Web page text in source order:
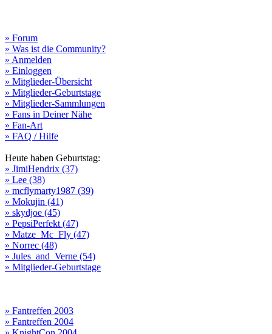
» Forum
» Was ist die Community?
» Anmelden
» Einloggen
» Mitglieder-Übersicht
» Mitglieder-Geburtstage
» Mitglieder-Sammlungen
» Fans in Deiner Nähe
» Fan-Art
» FAQ / Hilfe
Heute haben Geburtstag:
» JimiHendrix (37)
» Lee (38)
» mcflymarty1987 (39)
» Mokujin (41)
» skydjoe (45)
» PepsiPerfekt (47)
» Matze_Mc_Fly (47)
» Norrec (48)
» Jules_and_Verne (54)
» Mitglieder-Geburtstage
» Fantreffen 2003
» Fantreffen 2004